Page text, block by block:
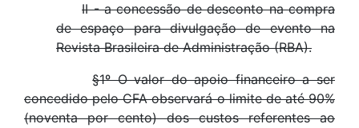
II - a concessão de desconto na compra
de espaço para divulgação de evento na
Revista Brasileira de Administração (RBA).
§1º O valor do apoio financeiro a ser
concedido pelo CFA observará o limite de até 90%
(noventa por cento) dos custos referentes ao